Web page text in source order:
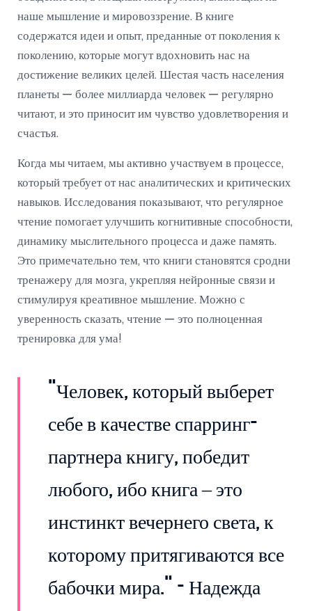
наше мышление и мировоззрение. В книге
содержатся идеи и опыт, преданные от поколения к
поколению, которые могут вдохновить нас на
достижение великих целей. Шестая часть населения
планеты — более миллиарда человек — регулярно
читают, и это приносит им чувство удовлетворения и
счастья.
Когда мы читаем, мы активно участвуем в процессе,
который требует от нас аналитических и критических
навыков. Исследования показывают, что регулярное
чтение помогает улучшить когнитивные способности,
динамику мыслительного процесса и даже память.
Это примечательно тем, что книги становятся сродни
тренажеру для мозга, укрепляя нейронные связи и
стимулируя креативное мышление. Можно с
уверенность сказать, чтение — это полноценная
тренировка для ума!
"Человек, который выберет
себе в качестве спарринг-
партнера книгу, победит
любого, ибо книга – это
инстинкт вечернего света, к
которому притягиваются все
бабочки мира." - Надежда